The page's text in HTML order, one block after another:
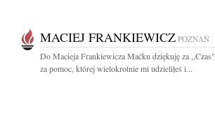
MACIEJ FRANKIEWICZ POZNAŃ
Do Macieja Frankiewicza Maćku dziękuję za ,,Czas",
za pomoc, której wielokrotnie mi udzieliłeś i...